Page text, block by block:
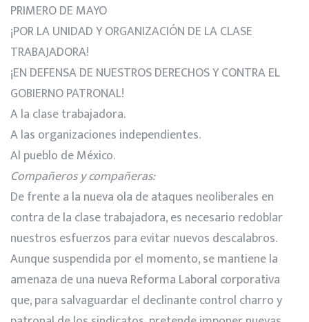
PRIMERO DE MAYO
¡POR LA UNIDAD Y ORGANIZACIÓN DE LA CLASE
TRABAJADORA!
¡EN DEFENSA DE NUESTROS DERECHOS Y CONTRA EL
GOBIERNO PATRONAL!
A la clase trabajadora.
A las organizaciones independientes.
Al pueblo de México.
Compañeros y compañeras:
De frente a la nueva ola de ataques neoliberales en
contra de la clase trabajadora, es necesario redoblar
nuestros esfuerzos para evitar nuevos descalabros.
Aunque suspendida por el momento, se mantiene la
amenaza de una nueva Reforma Laboral corporativa
que, para salvaguardar el declinante control charro y